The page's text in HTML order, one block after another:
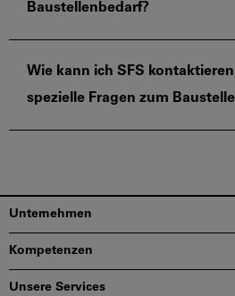
Baustellenbedarf?
Wie kann ich SFS
spezielle Fragen zum
Fußzeile
Unternehmen
Kompetenzen
Unsere Services